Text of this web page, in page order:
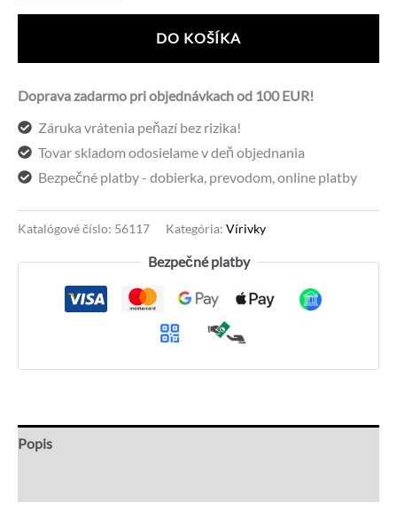
825,50 €.595,00 €.
Lay-
AirJet
8
BESTWAY
6001J
nafukovacia
DO KOŠÍKA
Doprava zadarmo pri objednávkach od 100 EUR!
Záruka vrátenia peňazí bez rizika!
Tovar skladom odosielame v deň objednania
Bezpečné platby - dobierka, prevodom, online platby
Katalógové číslo: 56117 Kategória: Vírivky
Bezpečné platby
Popis